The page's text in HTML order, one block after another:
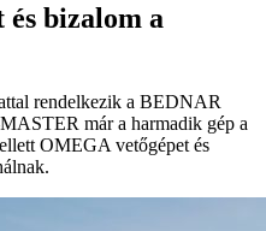
és bizalom a
rendelkezik a BEDNAR
már a harmadik gép a
OMEGA vetőgépet és